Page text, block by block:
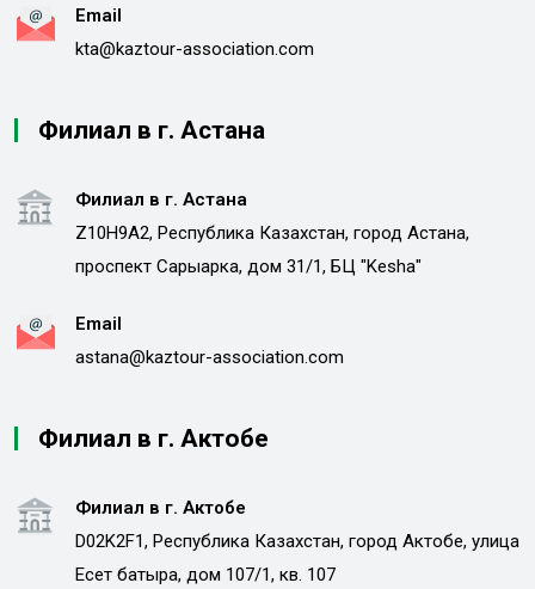
Email
kta@kaztour-association.com
Филиал в г. Астана
Филиал в г. Астана
Z10H9A2, Республика Казахстан, город Астана,
проспект Сарыарка, дом 31/1, БЦ "Kesha"
Email
astana@kaztour-association.com
Филиал в г. Актобе
Филиал в г. Актобе
D02K2F1, Республика Казахстан, город Актобе, улица
Есет батыра, дом 107/1, кв. 107